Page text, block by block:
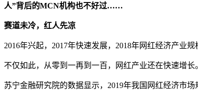
人”背后的MCN机构也不好过……
赛道未冷，红人先凉
2016年兴起，2017年快速发展，2018年网红经济产业
不仅如此，从零到一再到一百，网红产业还在快速增长
苏宁金融研究院的数据显示，2019年我国网红经济市